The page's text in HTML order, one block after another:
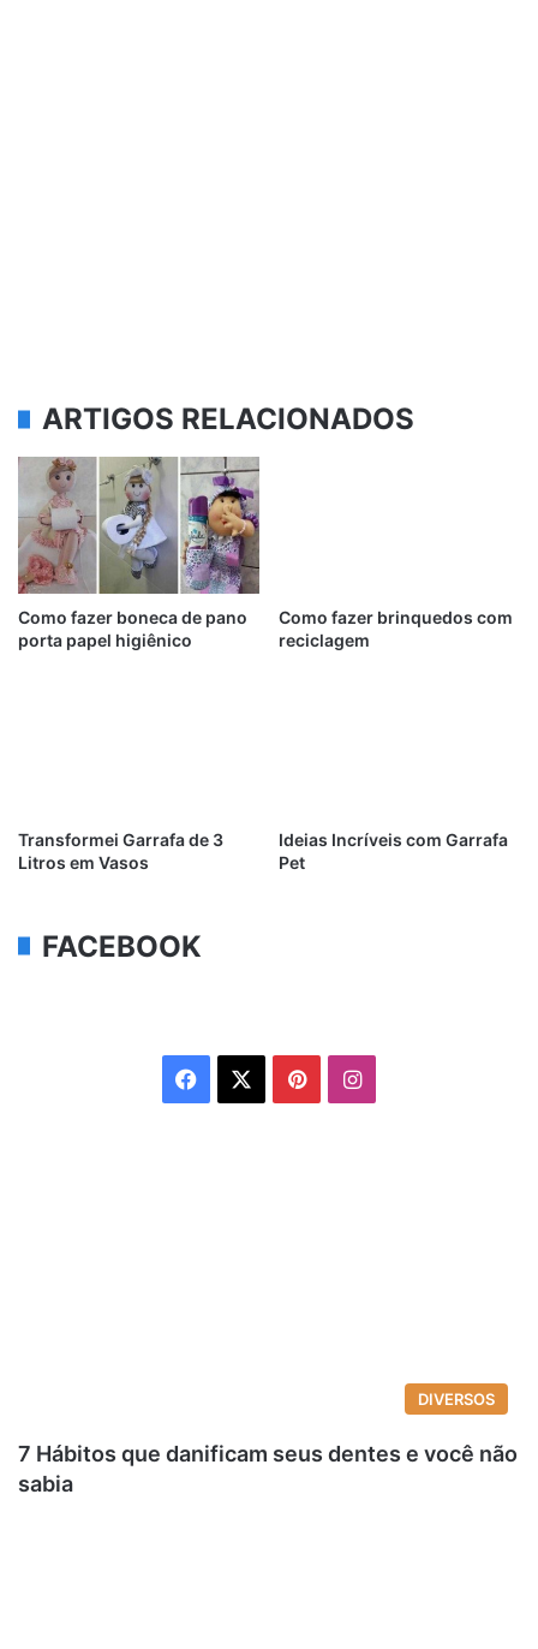
ARTIGOS RELACIONADOS
Como fazer boneca de pano
porta papel higiênico
Como fazer brinquedos com
reciclagem
Transformei Garrafa de 3
Litros em Vasos
Ideias Incríveis com Garrafa
Pet
FACEBOOK
Facebook PinterestInstagram
DIVERSOS
7 Hábitos que danificam seus dentes e você não
sabia